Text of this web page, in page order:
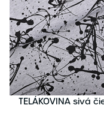
TELÁKOVINA sivá